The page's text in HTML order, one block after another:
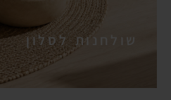
שולחנות לסלון